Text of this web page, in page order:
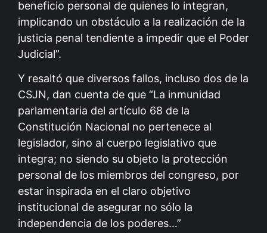
beneficio personal de quienes lo integran,
implicando un obstáculo a la realización de la
justicia penal tendiente a impedir que el Poder
Judicial”.
Y resaltó que diversos fallos, incluso dos de la
CSJN, dan cuenta de que “La inmunidad
parlamentaria del artículo 68 de la
Constitución Nacional no pertenece al
legislador, sino al cuerpo legislativo que
integra; no siendo su objeto la protección
personal de los miembros del congreso, por
estar inspirada en el claro objetivo
institucional de asegurar no sólo la
independencia de los poderes…”